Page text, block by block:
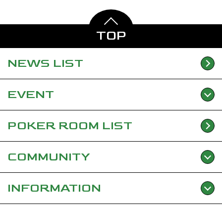
TOP
NEWS LIST
EVENT
POKER ROOM LIST
COMMUNITY
INFORMATION